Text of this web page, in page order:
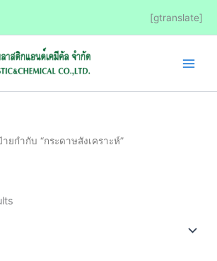
[gtranslate]
ยกำกับ “กระดาษสังเคราะห์”